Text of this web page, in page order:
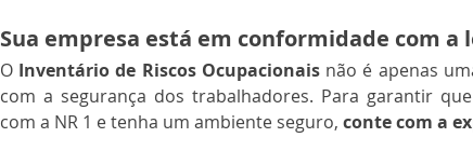
Sua empresa está em conformidade com a
O Inventário de Riscos Ocupacionais não é apenas
com a segurança dos trabalhadores. Para garantir
com a NR 1 e tenha um ambiente seguro, conte com a